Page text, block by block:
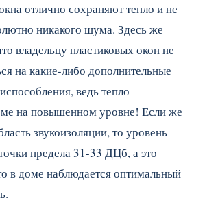
отлично сохраняют тепло и не
никакого шума. Здесь же
владельцу пластиковых окон не
на какие-либо дополнительные
ведь тепло
на повышенном уровне! Если же
звукоизоляции, то уровень
предела 31-33 ДЦб, а это
в доме наблюдается оптимальный